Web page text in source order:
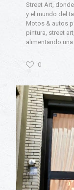
Street Art,
y el mundo del
Motos & autos
pintura, street
alimentando
0